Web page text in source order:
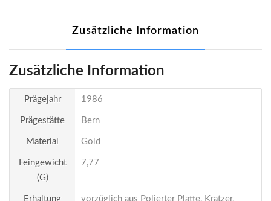
Zusätzliche Information
Zusätzliche Information
Prägejahr 1986
Prägestätte Bern
Material Gold
Feingewicht
(g)
7,77
Erhaltung vorzüglich aus Polierter Platte, Kratzer,